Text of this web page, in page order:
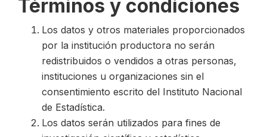
Términos y condiciones
Los datos y otros materiales proporcionados
por la institución productora no serán
redistribuidos o vendidos a otras personas,
instituciones u organizaciones sin el
consentimiento escrito del Instituto Nacional
de Estadística.
Los datos serán utilizados para fines de